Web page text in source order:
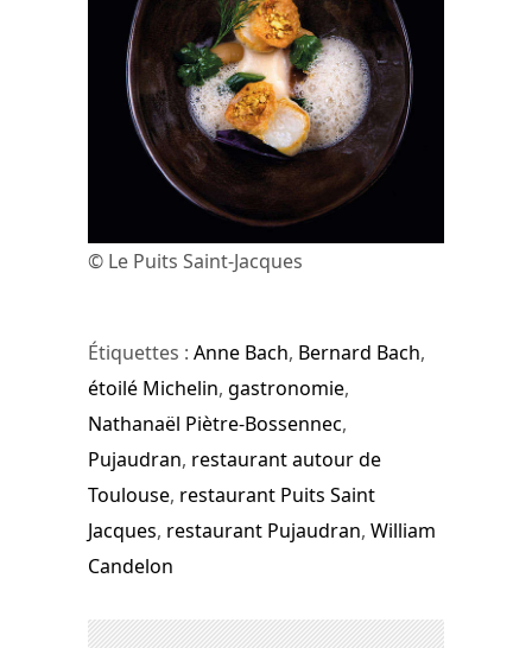
© Le Puits Saint-Jacques
Étiquettes : Anne Bach, Bernard Bach,
étoilé Michelin, gastronomie,
Nathanaël Piètre-Bossennec,
Pujaudran, restaurant autour de
Toulouse, restaurant Puits Saint
Jacques, restaurant Pujaudran, William
Candelon